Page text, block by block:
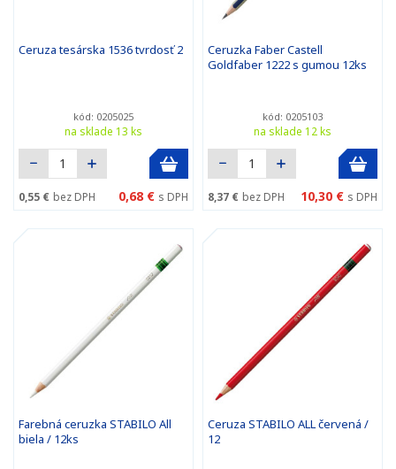
Ceruza tesárska 1536 tvrdosť 2
kód: 0205025
na sklade 13 ks
0,55 € bez DPH 0,68 € s DPH
Ceruzka Faber Castell
Goldfaber 1222 s gumou 12ks
kód: 0205103
na sklade 12 ks
8,37 € bez DPH 10,30 € s DPH
Farebná ceruzka STABILO All
biela / 12ks
Ceruza STABILO ALL červená /
12